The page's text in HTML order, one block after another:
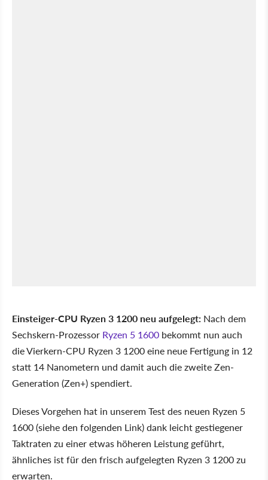
Einsteiger-CPU Ryzen 3 1200 neu aufgelegt: Nach dem
Sechskern-Prozessor Ryzen 5 1600 bekommt nun auch
die Vierkern-CPU Ryzen 3 1200 eine neue Fertigung in 12
statt 14 Nanometern und damit auch die zweite Zen-
Generation (Zen+) spendiert.
Dieses Vorgehen hat in unserem Test des neuen Ryzen 5
1600 (siehe den folgenden Link) dank leicht gestiegener
Taktraten zu einer etwas höheren Leistung geführt,
ähnliches ist für den frisch aufgelegten Ryzen 3 1200 zu
erwarten.